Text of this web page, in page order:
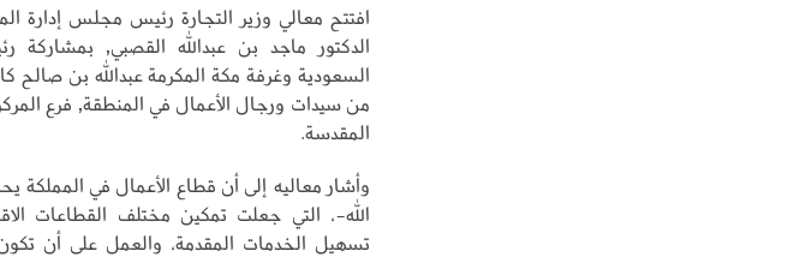
افتتح معالي وزير التجارة رئيس مجلس إدارة
الدكتور ماجد بن عبدالله القصبي,
السعودية وغرفة مكة المكرمة عبدالله بن صالح
من سيدات ورجال الأعمال في المنطقة, فرع
المقدسة.
وأشار معاليه إلى أن قطاع الأعمال في المملكة
الله-، التي جعلت تمكين مختلف القطاعات
تسهيل الخدمات المقدمة، والعمل على أن